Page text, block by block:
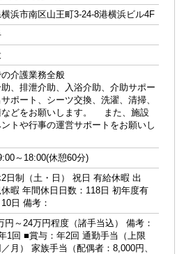
浜市南区山王町3-24-8港横浜ビル4F
介護業務全般
、排泄介助、入浴介助、介助サポー
サポート、シーツ交換、洗濯、清掃、
などをお願いします。 また、施設
トや行事の運営サポートをお願いし
～18:00(休憩60分)
日制（土・日） 祝日 有給休暇 出
暇 年間休日日数：118日 初年度有
日 備考：
円～24万円程度（諸手当込） 備考：
1回 ■賞与：年2回 通勤手当（上限
月） 家族手当（配偶者：8,000円、